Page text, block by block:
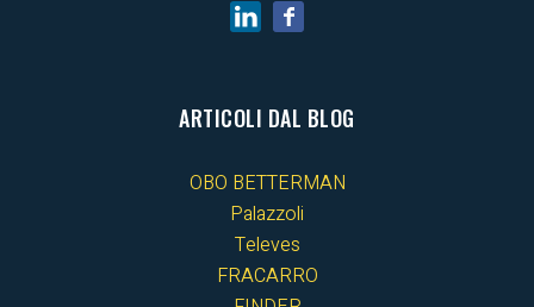
ARTICOLI DAL BLOG
OBO BETTERMAN
Palazzoli
Televes
FRACARRO